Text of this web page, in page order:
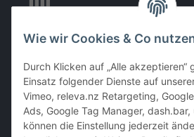
Wie wir Cookies & Co
Durch Klicken auf „Alle akzeptieren“
Einsatz folgender Dienste auf
Vimeo, releva.nz Retargeting,
Ads, Google Tag Manager,
können die Einstellung jederzeit
EC & Kreditkartenzahlung bei
Barzahlung bei Abholung